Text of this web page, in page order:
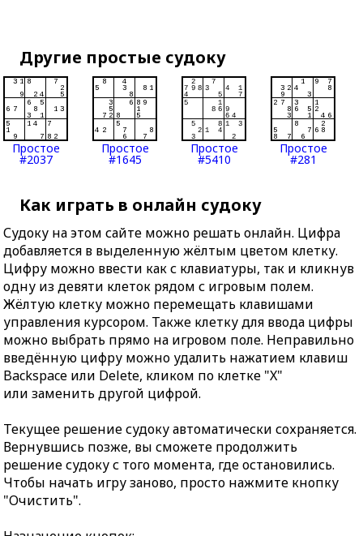
Другие простые судоку
Простое
#2037
Простое
#1645
Простое
#5410
Простое
#281
Как играть в онлайн судоку
Судоку на этом сайте можно решать онлайн. Цифра
добавляется в выделенную жёлтым цветом клетку.
Цифру можно ввести как с клавиатуры, так и кликнув
одну из девяти клеток рядом с игровым полем.
Жёлтую клетку можно перемещать клавишами
управления курсором. Также клетку для ввода цифры
можно выбрать прямо на игровом поле. Неправильно
введённую цифру можно удалить нажатием клавиш
Backspace или Delete, кликом по клетке "X"
или заменить другой цифрой.
Текущее решение судоку автоматически сохраняется.
Вернувшись позже, вы сможете продолжить
решение судоку с того момента, где остановились.
Чтобы начать игру заново, просто нажмите кнопку
"Очистить".